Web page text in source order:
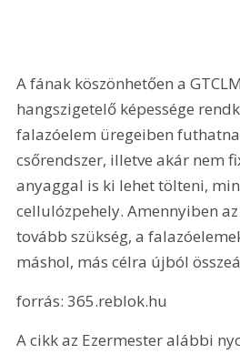
A fának köszönhetően a
hangszigetelő képessége
falazóelem üregeiben
csőrendszer, illetve akár nem
anyaggal is ki lehet tölteni,
cellulózpehely. Amennyiben
tovább szükség, a
máshol, más célra újból
forrás: 365.reblok.hu
A cikk az Ezermester alábbi